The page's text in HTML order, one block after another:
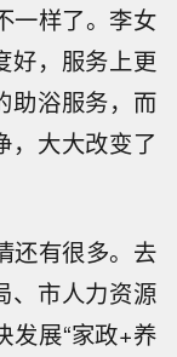
一样了。李女
好，服务上更
助浴服务，而
，大大改变了
还有很多。去
、市人力资源
发展“家政+养